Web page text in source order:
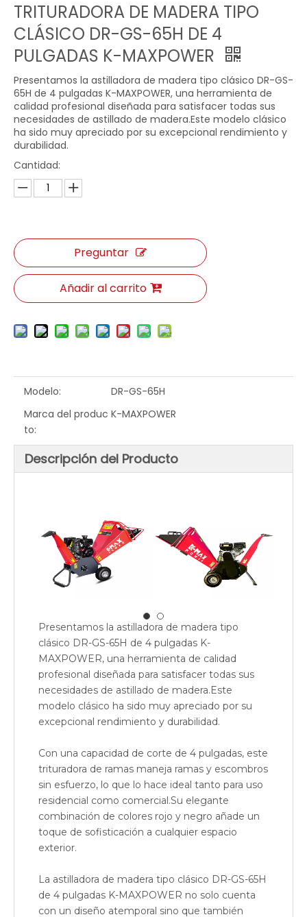
CHIPADORA DE MADERA K-MAXPOWER NUEVO TIPO COLOR AMARILLO Y NEGRO 65HU TRITURADORA DE MADERA K-MAXPOWER DR-GS-150PTO PTO
TRITURADORA DE MADERA K-MAXPOWER DR-GS-65V DE 2 PULGADAS
TRITURADORA DE MADERA K-MAXPOWER MUTI FUNCIÓN DR-GS-533
TRITURADORA DE MADERA TIPO
CLÁSICO DR-GS-65H DE 4
PULGADAS K-MAXPOWER
Presentamos la astilladora de madera tipo clásico DR-GS-
65H de 4 pulgadas K-MAXPOWER, una herramienta de
calidad profesional diseñada para satisfacer todas sus
necesidades de astillado de madera.Este modelo clásico
ha sido muy apreciado por su excepcional rendimiento y
durabilidad.
Cantidad:
Preguntar
Añadir al carrito
Modelo:
DR-GS-65H
Marca del produc
to:
K-MAXPOWER
Descripción del Producto
Presentamos la astilladora de madera tipo
clásico DR-GS-65H de 4 pulgadas K-
MAXPOWER, una herramienta de calidad
profesional diseñada para satisfacer todas sus
necesidades de astillado de madera.Este
modelo clásico ha sido muy apreciado por su
excepcional rendimiento y durabilidad.
Con una capacidad de corte de 4 pulgadas, este
trituradora de ramas maneja ramas y escombros
sin esfuerzo, lo que lo hace ideal tanto para uso
residencial como comercial.Su elegante
combinación de colores rojo y negro añade un
toque de sofisticación a cualquier espacio
exterior.
La astilladora de madera tipo clásico DR-GS-65H
de 4 pulgadas K-MAXPOWER no solo cuenta
con un diseño atemporal sino que también